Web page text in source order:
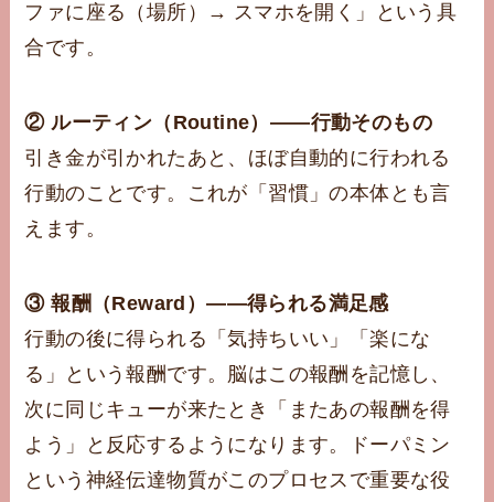
ファに座る（場所）→ スマホを開く」という具
合です。
② ルーティン（Routine）——行動そのもの
引き金が引かれたあと、ほぼ自動的に行われる
行動のことです。これが「習慣」の本体とも言
えます。
③ 報酬（Reward）——得られる満足感
行動の後に得られる「気持ちいい」「楽にな
る」という報酬です。脳はこの報酬を記憶し、
次に同じキューが来たとき「またあの報酬を得
よう」と反応するようになります。ドーパミン
という神経伝達物質がこのプロセスで重要な役